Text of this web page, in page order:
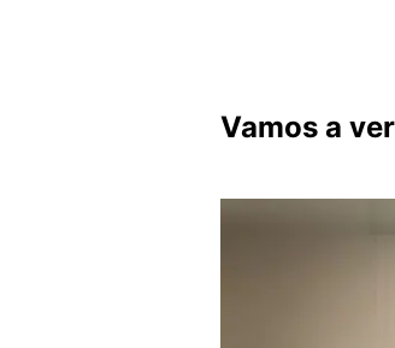
Vamos a